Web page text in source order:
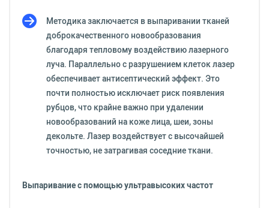
Методика заключается в выпаривании тканей
доброкачественного новообразования
благодаря тепловому воздействию лазерного
луча. Параллельно с разрушением клеток лазер
обеспечивает антисептический эффект. Это
почти полностью исключает риск появления
рубцов, что крайне важно при удалении
новообразований на коже лица, шеи, зоны
декольте. Лазер воздействует с высочайшей
точностью, не затрагивая соседние ткани.
Выпаривание с помощью ультравысоких частот